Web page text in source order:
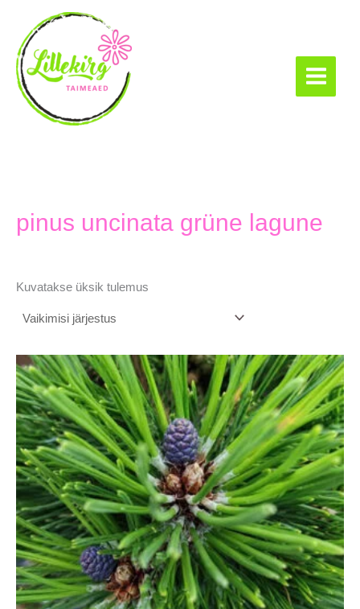
content
pinus uncinata grüne lagune
Kuvatakse üksik tulemus